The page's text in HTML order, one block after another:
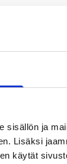
sisällön ja
Lisäksi
käytät